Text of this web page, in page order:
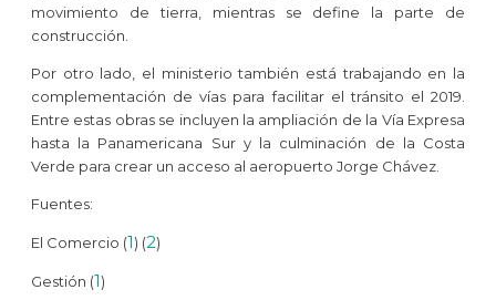
movimiento de tierra, mientras se define la parte de
construcción.
Por otro lado, el ministerio también está trabajando en la
complementación de vías para facilitar el tránsito el 2019.
Entre estas obras se incluyen la ampliación de la Vía Expresa
hasta la Panamericana Sur y la culminación de la Costa
Verde para crear un acceso al aeropuerto Jorge Chávez.
Fuentes:
El Comercio (1) (2)
Gestión (1)